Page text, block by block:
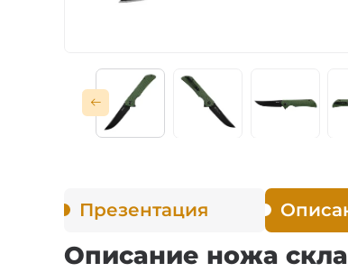
Презентация
Описание ножа